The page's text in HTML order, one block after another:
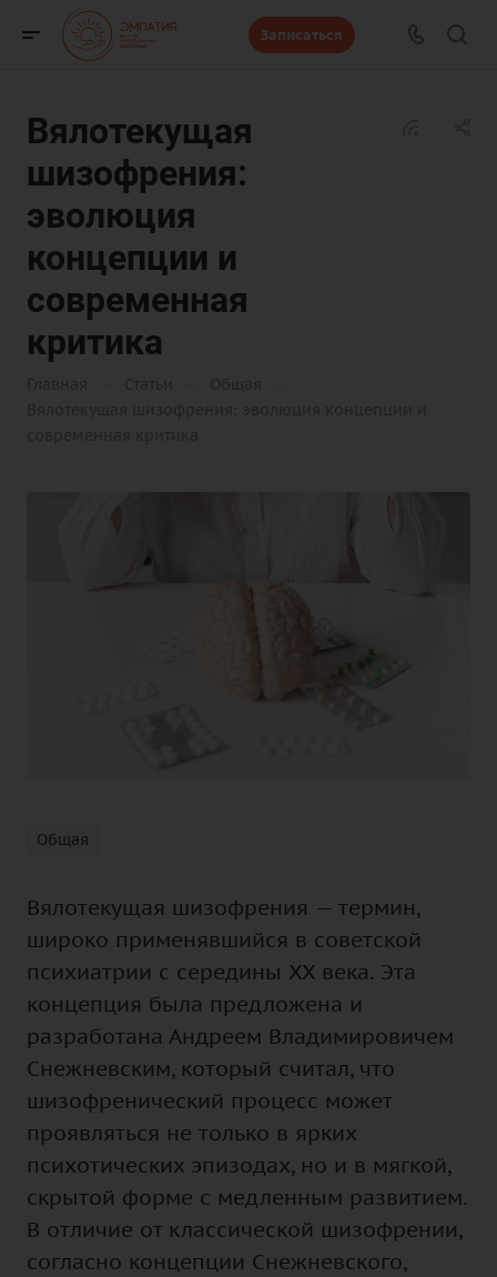
Записаться
Вялотекущая
шизофрения:
эволюция
концепции и
современная
критика
Общая
Вялотекущая шизофрения — термин,
широко применявшийся в советской
психиатрии с середины XX века. Эта
концепция была предложена и
разработана Андреем Владимировичем
Снежневским, который считал, что
шизофренический процесс может
проявляться не только в ярких
психотических эпизодах, но и в мягкой,
скрытой форме с медленным развитием.
В отличие от классической шизофрении,
согласно концепции Снежневского,